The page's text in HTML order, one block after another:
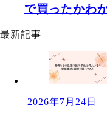
で買ったかわ
最新記事
2026年7月24日